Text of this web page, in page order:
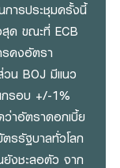
การประชุมครั้งนี้
สุด ขณะที่ ECB
รคงอัตรา
วน BOJ มีแนว
กรอบ +/-1%
าอัตราดอกเบี้ย
รรัฐบาลทั่วโลก
งชะลอตัว จาก